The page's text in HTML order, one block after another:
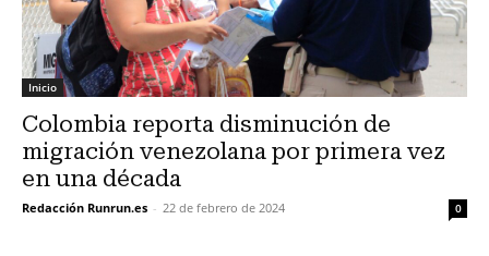
Inicio
Colombia reporta disminución de
migración venezolana por primera vez
en una década
Redacción Runrun.es - 22 de febrero de 2024 0